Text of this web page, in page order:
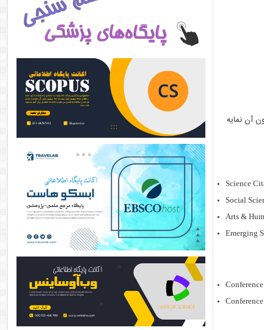
آن نمایه
Science
Social
Arts &
Emerging